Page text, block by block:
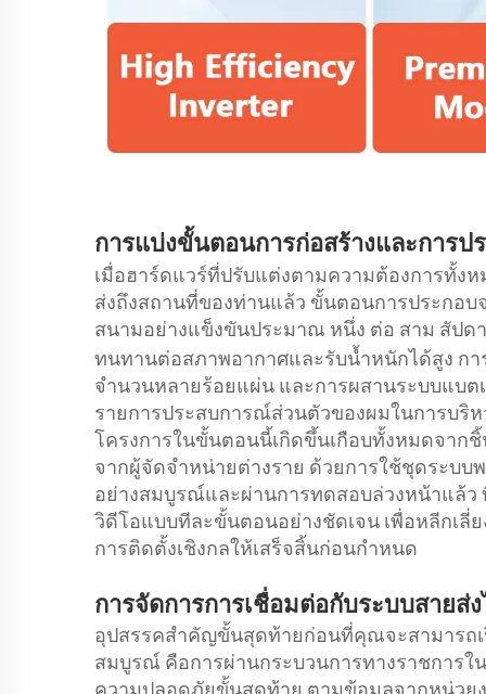
การแบ่งขั้นตอนการก่อสร้างและการป
เมื่อฮาร์ดแวร์ที่ปรับแต่งตามความต้องการทั้
ส่งถึงสถานที่ของท่านแล้ว ขั้นตอนการประกอบ
สนามอย่างแข็งขันประมาณ หนึ่ง ต่อ สาม สัปด
ทนทานต่อสภาพอากาศและรับน้ำหนักได้สูง ก
จำนวนหลายร้อยแผ่น และการผสานระบบแบต
รายการประสบการณ์ส่วนตัวของผมในการบริ
โครงการในขั้นตอนนี้เกิดขึ้นเกือบทั้งหมดจา
จากผู้จัดจำหน่ายต่างราย ด้วยการใช้ชุดระบ
อย่างสมบูรณ์และผ่านการทดสอบล่วงหน้าแล้
วิดีโอแบบทีละขั้นตอนอย่างชัดเจน เพื่อหลีกเลี่
การติดตั้งเชิงกลให้เสร็จสิ้นก่อนกำหนด
การจัดการการเชื่อมต่อกับระบบสายส่
อุปสรรคสำคัญขั้นสุดท้ายก่อนที่คุณจะสามารถ
สมบูรณ์ คือการผ่านกระบวนการทางราชการ
ความปลอดภัยขั้นสุดท้าย ตามข้อมูลจากหน่วย